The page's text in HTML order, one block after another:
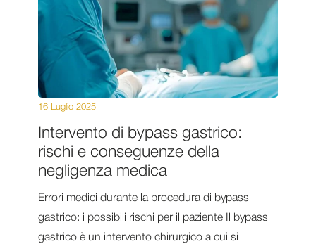
Intervento di bypass gastrico:
rischi e conseguenze della
negligenza medica
16 Luglio 2025
Errori medici durante la procedura di bypass
gastrico: i possibili rischi per il paziente Il bypass
gastrico è un intervento chirurgico a cui si